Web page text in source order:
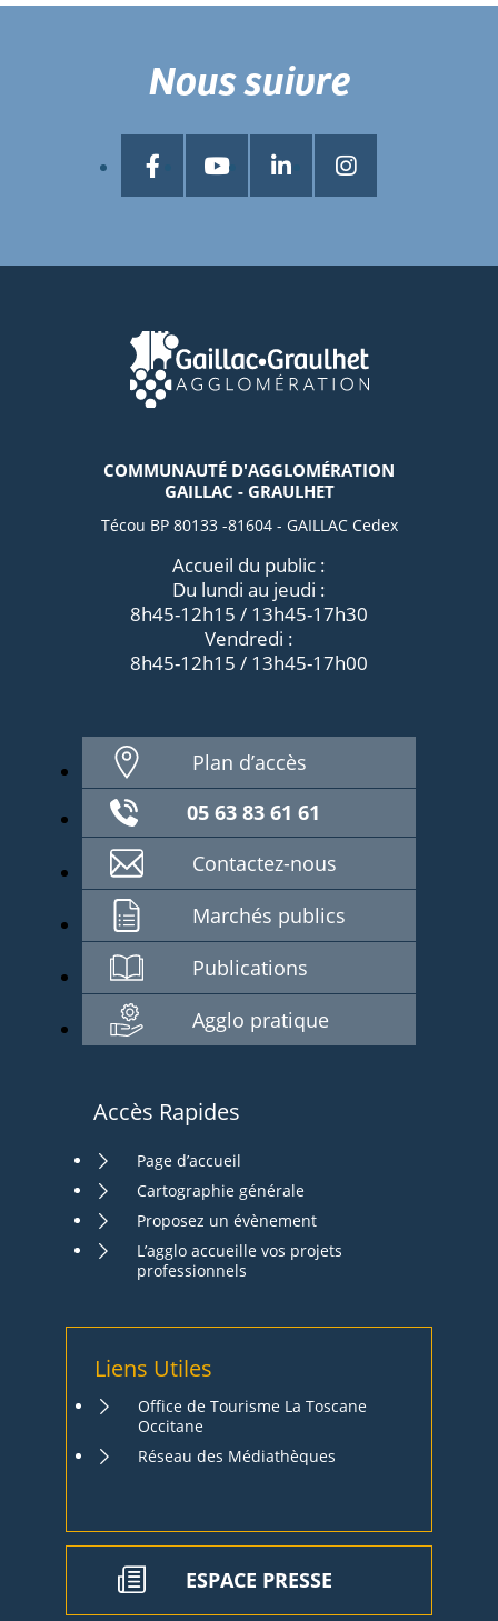
COMMUNAUTÉ D'AGGLOMÉRATION
GAILLAC - GRAULHET
Técou BP 80133 -81604 - GAILLAC Cedex
Accueil du public :
Du lundi au jeudi :
8h45-12h15 / 13h45-17h30
Vendredi :
8h45-12h15 / 13h45-17h00
Plan d’accès
05 63 83 61 61
Contactez-nous
Marchés publics
Publications
Agglo pratique
Accès Rapides
Page d’accueil
Cartographie générale
Proposez un évènement
L’agglo accueille vos projets
professionnels
Liens Utiles
Office de Tourisme La Toscane
Occitane
Réseau des Médiathèques
ESPACE PRESSE
Nous suivre